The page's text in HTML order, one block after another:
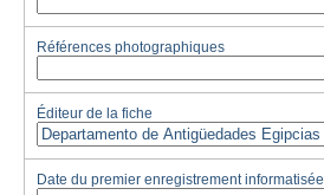
Références photographiques
Éditeur de la fiche
Date du premier enregistrement informatisée